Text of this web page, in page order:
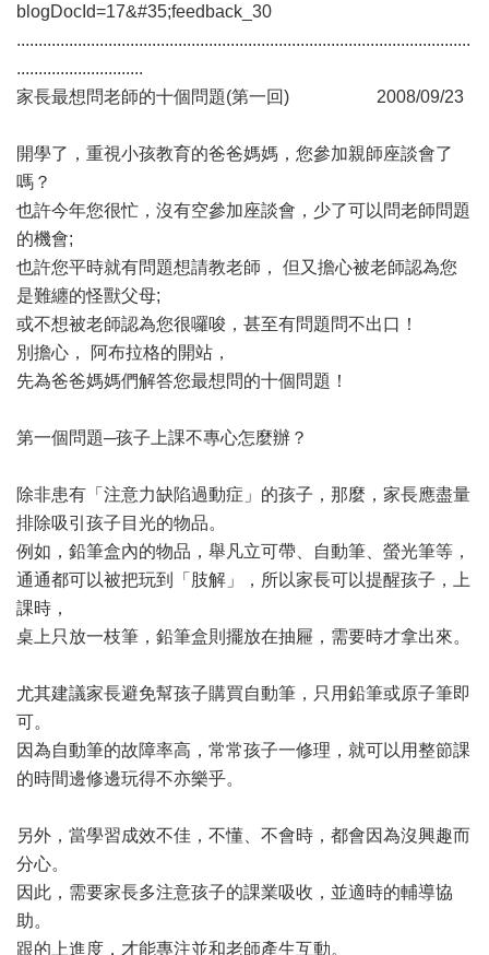
blogDocId=17&#35;feedback_30
........................................................................................................
.............................
家長最想問老師的十個問題(第一回) 2008/09/23
開學了，重視小孩教育的爸爸媽媽，您參加親師座談會了
嗎？
也許今年您很忙，沒有空參加座談會，少了可以問老師問題
的機會;
也許您平時就有問題想請教老師， 但又擔心被老師認為您
是難纏的怪獸父母;
或不想被老師認為您很囉唆，甚至有問題問不出口！
別擔心， 阿布拉格的開站，
先為爸爸媽媽們解答您最想問的十個問題！
第一個問題─孩子上課不專心怎麼辦？
除非患有「注意力缺陷過動症」的孩子，那麼，家長應盡量
排除吸引孩子目光的物品。
例如，鉛筆盒內的物品，舉凡立可帶、自動筆、螢光筆等，
通通都可以被把玩到「肢解」，所以家長可以提醒孩子，上
課時，
桌上只放一枝筆，鉛筆盒則擺放在抽屜，需要時才拿出來。
尤其建議家長避免幫孩子購買自動筆，只用鉛筆或原子筆即
可。
因為自動筆的故障率高，常常孩子一修理，就可以用整節課
的時間邊修邊玩得不亦樂乎。
另外，當學習成效不佳，不懂、不會時，都會因為沒興趣而
分心。
因此，需要家長多注意孩子的課業吸收，並適時的輔導協
助。
跟的上進度，才能專注並和老師產生互動。